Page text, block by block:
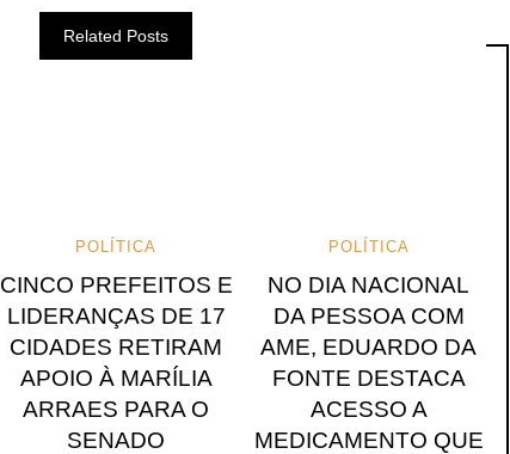
Related Posts
POLÍTICA
CINCO PREFEITOS E
LIDERANÇAS DE 17
CIDADES RETIRAM
APOIO À MARÍLIA
ARRAES PARA O
SENADO
POLÍTICA
NO DIA NACIONAL
DA PESSOA COM
AME, EDUARDO DA
FONTE DESTACA
ACESSO A
MEDICAMENTO QUE